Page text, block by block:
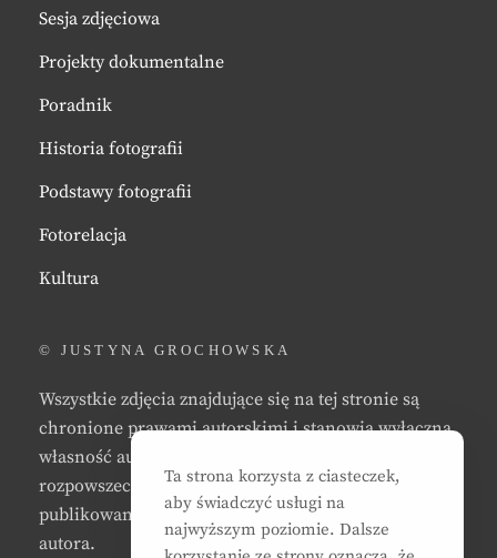
Sesja zdjęciowa
Projekty dokumentalne
Poradnik
Historia fotografii
Podstawy fotografii
Fotorelacja
Kultura
© JUSTYNA GROCHOWSKA
Wszystkie zdjęcia znajdujące się na tej stronie są
chronione prawami autorskimi i stanowią wyłączną
własność autora strony. Zabrania się kopiowania,
rozpowszechniania, reprodukowania,
publikowania, i/lub modyfikowania zdjęć bez zgody
autora.
Ta strona korzysta z ciasteczek,
aby świadczyć usługi na
najwyższym poziomie. Dalsze